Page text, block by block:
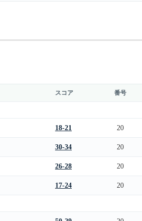
スコア 番号
18-21 20
30-34 20
26-28 20
17-24 20